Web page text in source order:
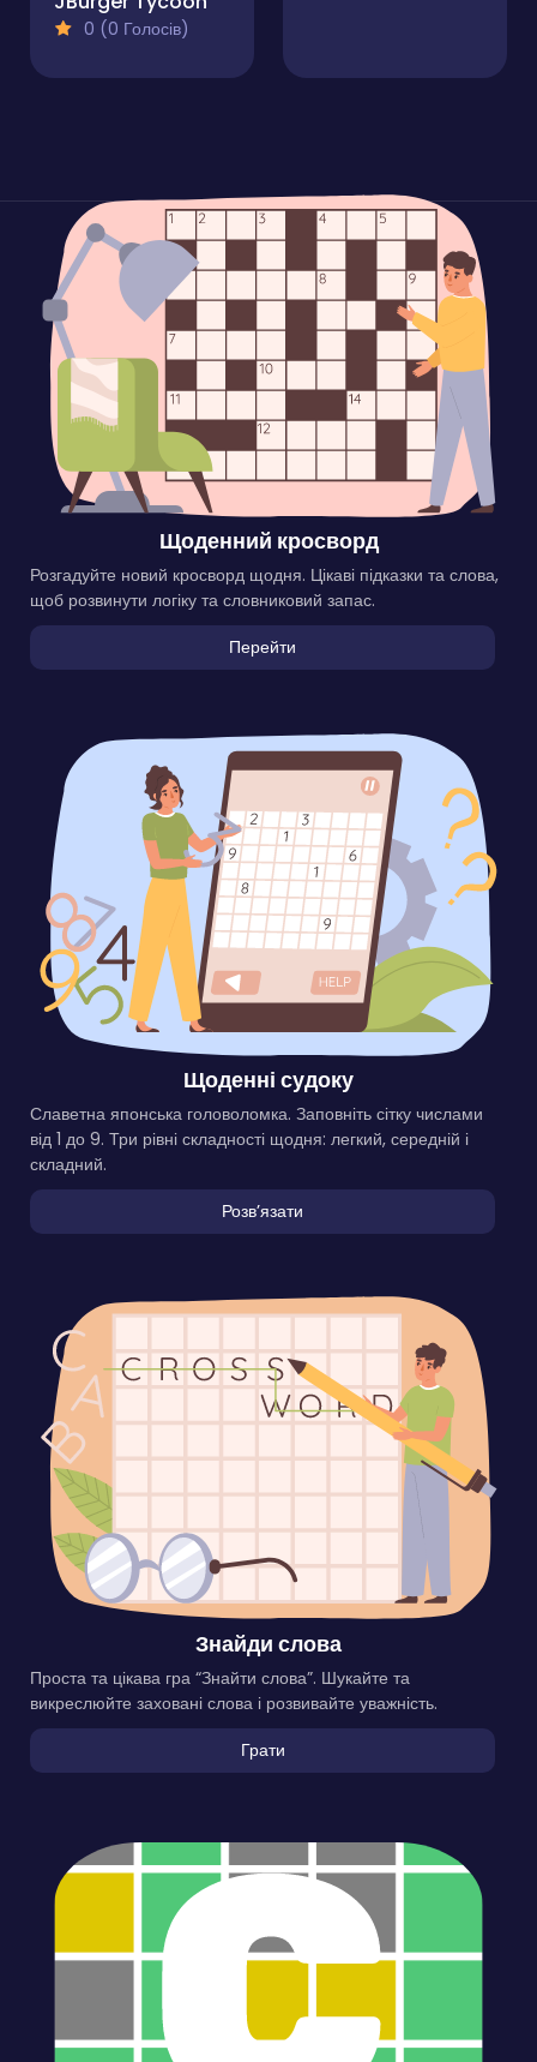
0 (0 Голосів)
Щоденний кросворд
Розгадуйте новий кросворд щодня. Цікаві підказки та слова,
щоб розвинути логіку та словниковий запас.
Перейти
Щоденні судоку
Славетна японська головоломка. Заповніть сітку числами
від 1 до 9. Три рівні складності щодня: легкий, середній і
складний.
Розвʼязати
Знайди слова
Проста та цікава гра “Знайти слова”. Шукайте та
викреслюйте заховані слова і розвивайте уважність.
Грати